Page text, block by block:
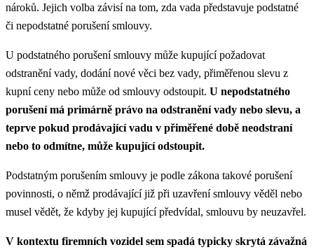
nároků. Jejich volba závisí na tom, zda vada představuje podstatné
či nepodstatné porušení smlouvy.
U podstatného porušení smlouvy může kupující požadovat
odstranění vady, dodání nové věci bez vady, přiměřenou slevu z
kupní ceny nebo může od smlouvy odstoupit. U nepodstatného
porušení má primárně právo na odstranění vady nebo slevu, a
teprve pokud prodávající vadu v přiměřené době neodstraní
nebo to odmítne, může kupující odstoupit.
Podstatným porušením smlouvy je podle zákona takové porušení
povinnosti, o němž prodávající již při uzavření smlouvy věděl nebo
musel vědět, že kdyby jej kupující předvídal, smlouvu by neuzavřel.
V kontextu firemních vozidel sem spadá typicky skrytá závažná